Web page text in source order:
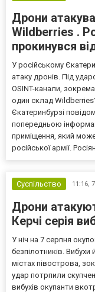
Дрони
Wildberries .
прокинувся
У російському
атаку дронів. Під
OSINT-канали,
один склад
Єкатеринбурзі
попередньою
приміщення, який
російської армії.
Суспільство 11:16,
Дрони
Керчі серія
У ніч на 7 серпня
безпілотників.
містах півострова,
удар потрпили
вибухів окупанти